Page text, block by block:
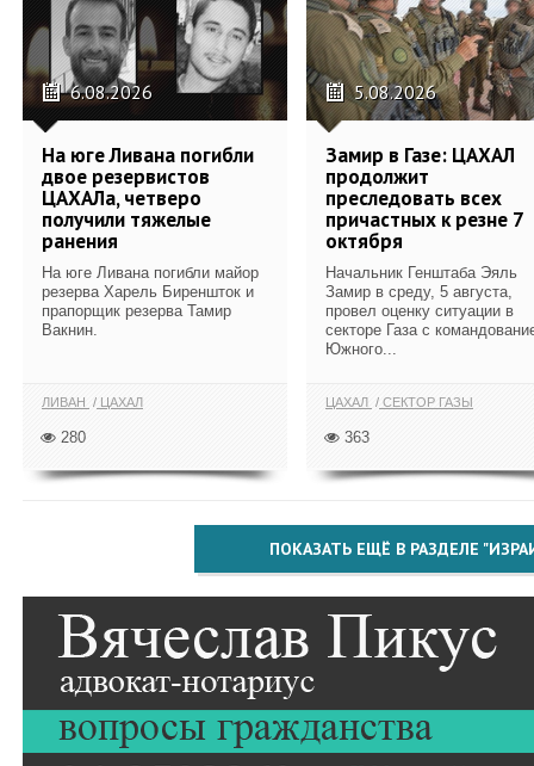
6.08.2026
На юге Ливана погибли
двое резервистов
ЦАХАЛа, четверо
получили тяжелые
ранения
На юге Ливана погибли майор
резерва Харель Биреншток и
прапорщик резерва Тамир
Вакнин.
ЛИВАН ЦАХАЛ
280
5.08.2026
Замир в Газе: ЦАХАЛ
продолжит
преследовать всех
причастных к резне 7
октября
Начальник Генштаба Эяль
Замир в среду, 5 августа,
провел оценку ситуации в
секторе Газа с
Южного...
ЦАХАЛ СЕКТОР ГАЗЫ
363
ПОКАЗАТЬ ЕЩЁ В РАЗДЕЛЕ